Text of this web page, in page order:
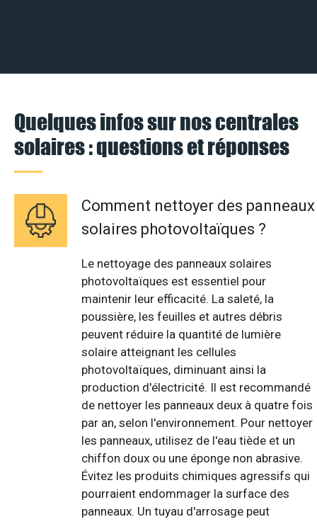
Quelques infos sur nos centrales
solaires : questions et réponses
Comment nettoyer des panneaux
solaires photovoltaïques ?
Le nettoyage des panneaux solaires
photovoltaïques est essentiel pour
maintenir leur efficacité. La saleté, la
poussière, les feuilles et autres débris
peuvent réduire la quantité de lumière
solaire atteignant les cellules
photovoltaïques, diminuant ainsi la
production d'électricité. Il est recommandé
de nettoyer les panneaux deux à quatre fois
par an, selon l'environnement. Pour nettoyer
les panneaux, utilisez de l'eau tiède et un
chiffon doux ou une éponge non abrasive.
Évitez les produits chimiques agressifs qui
pourraient endommager la surface des
panneaux. Un tuyau d'arrosage peut